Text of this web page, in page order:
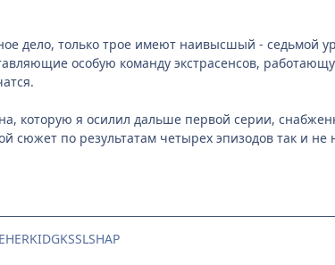
дело, только трое имеют наивысшый - седьмой
особую команду экстрасенсов,
которую я осилил дальше первой серии,
сюжет по результатам четырех эпизодов так и не